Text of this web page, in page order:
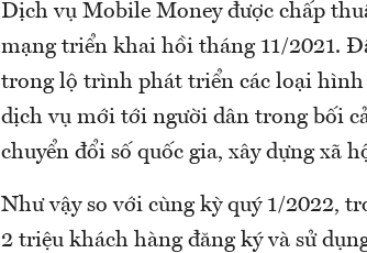
Dịch vụ Mobile Money được chấp
mạng triển khai hồi tháng 11/2021.
trong lộ trình phát triển các loại hình
dịch vụ mới tới người dân trong bối
chuyển đổi số quốc gia, xây dựng xã
Như vậy so với cùng kỳ quý 1/2022,
2 triệu khách hàng đăng ký và sử